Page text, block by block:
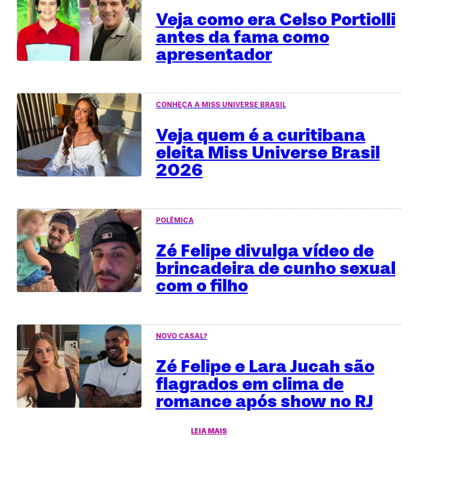
Veja como era Celso Portiolli
antes da fama como
apresentador
CONHEÇA A MISS UNIVERSE BRASIL
Veja quem é a curitibana
eleita Miss Universe Brasil
2026
POLÊMICA
Zé Felipe divulga vídeo de
brincadeira de cunho sexual
com o filho
NOVO CASAL?
Zé Felipe e Lara Jucah são
flagrados em clima de
romance após show no RJ
LEIA MAIS